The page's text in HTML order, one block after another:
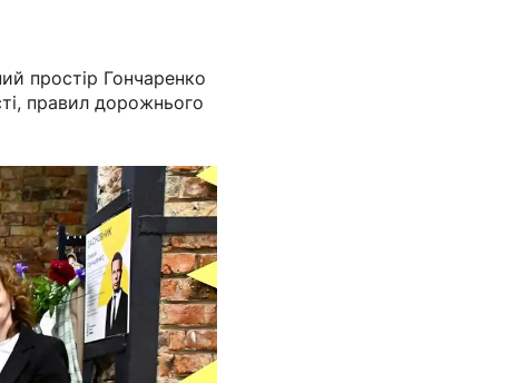
простір Гончаренко
правил дорожнього